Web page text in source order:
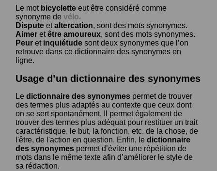
Le mot bicyclette eut être considéré comme
synonyme de vélo.
Dispute etaltercation, sont des mots synonymes.
Aimer etêtre amoureux, sont des mots synonymes.
Peur et inquiétude sont deux synonymes que l’on
retrouve dans ce dictionnaire des synonymes en
ligne.
Usage d’un dictionnaire des synonymes
Le dictionnaire des synonymes permet de trouver
des termes plus adaptés au contexte que ceux dont
on se sert spontanément. Il permet également de
trouver des termes plus adéquat pour restituer un trait
caractéristique, le but, la fonction, etc. de la chose, de
l'être, de l'action en question. Enfin, le dictionnaire
des synonymes permet d’éviter une répétition de
mots dans le même texte afin d’améliorer le style de
sa rédaction.